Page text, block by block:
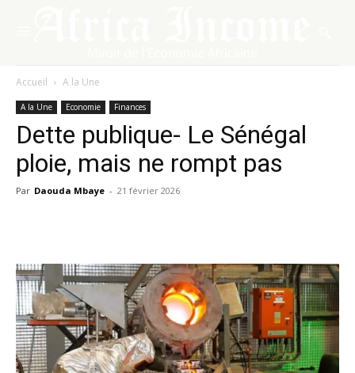
Accueil A la Une
A la Une Economie Finances
Dette publique- Le Sénégal
ploie, mais ne rompt pas
Par Daouda Mbaye - 21 février 2026